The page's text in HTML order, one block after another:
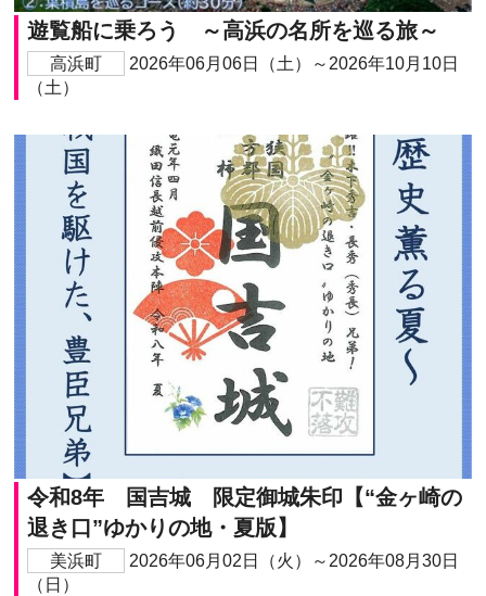
遊覧船に乗ろう ～高浜の名所を巡る旅～
高浜町
2026年06月06日（土）～2026年10月10日
（土）
令和8年 国吉城 限定御城朱印【“金ヶ崎の
退き口”ゆかりの地・夏版】
美浜町
2026年06月02日（火）～2026年08月30日
（日）